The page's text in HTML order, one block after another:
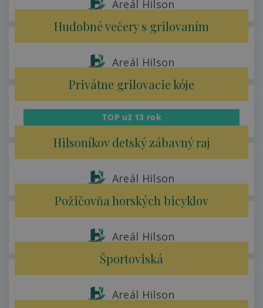
Areál Hilson
Hudobné večery s grilovaním
Areál Hilson
Privátne grilovacie kóje
Areál Hilson
TOP už 13 rok
Hilsoníkov detský zábavný raj
Areál Hilson
Požičovňa horských bicyklov
Areál Hilson
Športoviská
Areál Hilson